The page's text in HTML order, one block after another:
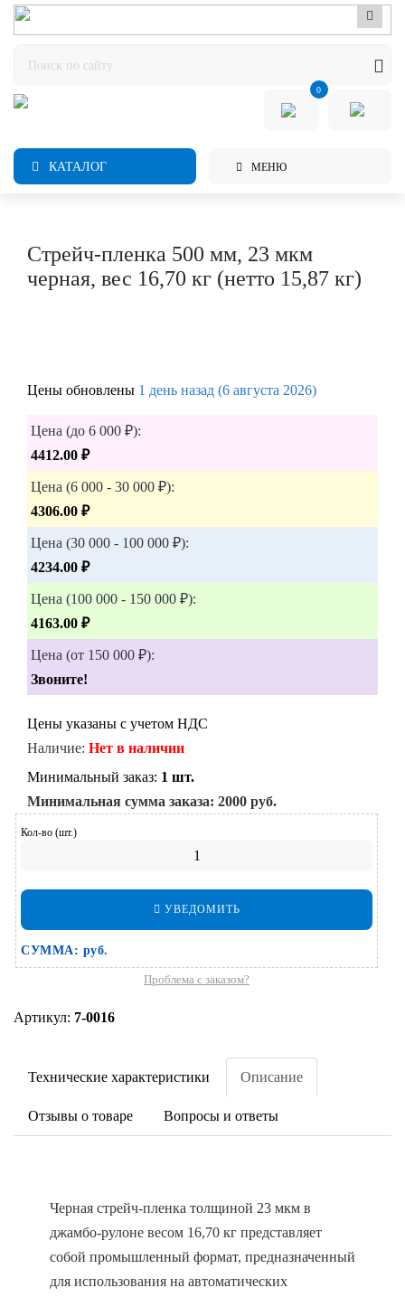
0
КАТАЛОГ МЕНЮ
Стрейч-пленка 500 мм, 23 мкм
черная, вес 16,70 кг (нетто 15,87 кг)
Цены обновлены 1 день назад (6 августа 2026)
Цена (до 6 000 ₽):
4412.00 ₽
Цена (6 000 - 30 000 ₽):
4306.00 ₽
Цена (30 000 - 100 000 ₽):
4234.00 ₽
Цена (100 000 - 150 000 ₽):
4163.00 ₽
Цена (от 150 000 ₽):
Звоните!
Цены указаны с учетом НДС
Наличие: Нет в наличии
Минимальный заказ: 1 шт.
Минимальная сумма заказа: 2000 руб.
Кол-во (шт.)
УВЕДОМИТЬ
СУММА: руб.
Проблема с заказом?
Артикул: 7-0016
Технические характеристики Описание
Отзывы о товаре Вопросы и ответы
Черная стрейч-пленка толщиной 23 мкм в
джамбо-рулоне весом 16,70 кг представляет
собой промышленный формат, предназначенный
для использования на автоматических